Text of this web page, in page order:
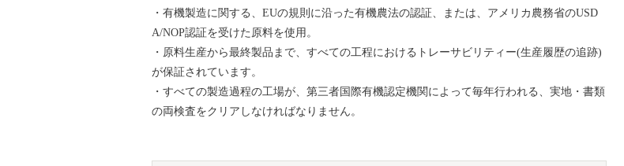
・有機製造に関する、EUの規則に沿った有機農法の認証、または、アメリカ農務省のUSD
A/NOP認証を受けた原料を使用。
・原料生産から最終製品まで、すべての工程におけるトレーサビリティー(生産履歴の追跡)
が保証されています。
・すべての製造過程の工場が、第三者国際有機認定機関によって毎年行われる、実地・書類
の両検査をクリアしなければなりません。